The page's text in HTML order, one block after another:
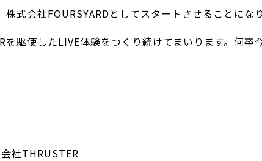
株式会社FOURSYARDとしてスタートさせることに
を駆使したLIVE体験をつくり続けてまいります。何
社THRUSTER